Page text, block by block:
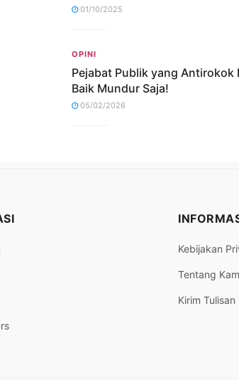
01/10/2025
OPINI
Pejabat Publik yang Antirokok
Baik Mundur Saja!
05/02/2026
Kebijakan
Tentang
Kirim Tulisan